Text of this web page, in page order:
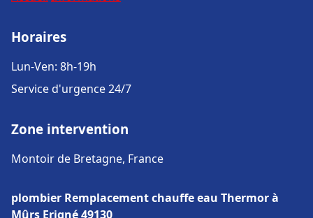
Horaires
Lun-Ven: 8h-19h
Service d'urgence 24/7
Zone intervention
Montoir de Bretagne, France
plombier Remplacement chauffe eau Thermor à
Mûrs Erigné 49130